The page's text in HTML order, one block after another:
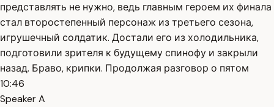
представлять не нужно, ведь главным героем их финала
стал второстепенный персонаж из третьего сезона,
игрушечный солдатик. Достали его из холодильника,
подготовили зрителя к будущему спинофу и закрыли
назад. Браво, крипки. Продолжая разговор о пятом
10:46
Speaker A